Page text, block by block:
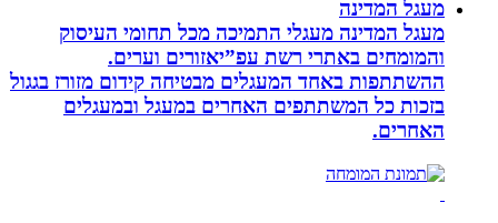
מעגל המדינה
מעגל המדינה מעגלי התמיכה מכל תחומי העיסוק
והמומחים באתרי רשת עפ”יאזורים וערים.
ההשתתפות באחד המעגלים מבטיחה קידום מזורז בגגול
בזכות כל המשתתפים האחרים במעגל ובמעגלים
האחרים.